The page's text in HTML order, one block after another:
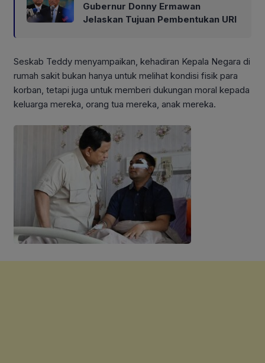
Gubernur Donny Ermawan
Jelaskan Tujuan Pembentukan URI
Seskab Teddy menyampaikan, kehadiran Kepala Negara di
rumah sakit bukan hanya untuk melihat kondisi fisik para
korban, tetapi juga untuk memberi dukungan moral kepada
keluarga mereka, orang tua mereka, anak mereka.